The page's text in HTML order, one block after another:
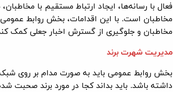
فعال با رسانه‌ها، ایجاد ارتباط مستقیم با
مخاطبان است. با این اقدامات، بخش روابط عمومی
مخاطبان و جلوگیری از گسترش اخبار جعلی کمک
مدیریت شهرت برند
بخش روابط عمومی باید به صورت مدام بر روی
داشته باشد. باید بداند کجا در مورد برند